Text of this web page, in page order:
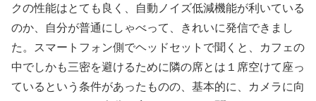
クの性能はとても良く、自動ノイズ低減機能が利いている
のか、自分が普通にしゃべって、きれいに発信できまし
た。スマートフォン側でヘッドセットで聞くと、カフェの
中でしかも三密を避けるために隣の席とは１席空けて座っ
ているという条件があったものの、基本的に、カメラに向